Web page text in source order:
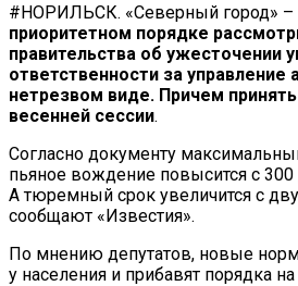
#НОРИЛЬСК. «Северный город» –
приоритетном порядке
правительства об ужесточении
ответственности за
нетрезвом виде. Причем
весенней сессии.
Согласно документу
пьяное вождение повысится с 300
А тюремный срок увеличится с
сообщают «Известия».
По мнению депутатов, новые
у населения и прибавят порядка на